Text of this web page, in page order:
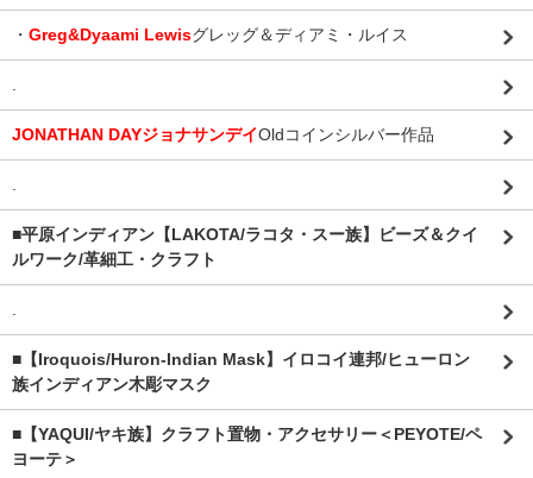
・ Greg&Dyaami Lewisグレッグ＆ディアミ・ルイス
.
JONATHAN DAYジョナサンデイOldコインシルバー作品
.
■平原インディアン【LAKOTA/ラコタ・スー族】ビーズ＆クイ
ルワーク/革細工・クラフト
.
■【Iroquois/Huron-Indian Mask】イロコイ連邦/ヒューロン
族インディアン木彫マスク
■【YAQUI/ヤキ族】クラフト置物・アクセサリー＜PEYOTE/ペ
ヨーテ＞